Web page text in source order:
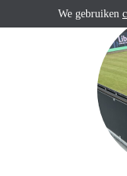
We gebruiken